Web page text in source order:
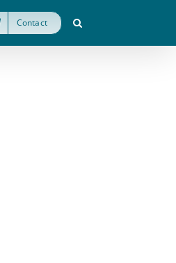
Contact